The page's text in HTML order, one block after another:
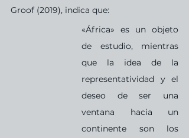
Groof (2019), indica que:
«África» es un objeto
de estudio, mientras
que la idea de la
representatividad y el
deseo de ser una
ventana hacia un
continente son los